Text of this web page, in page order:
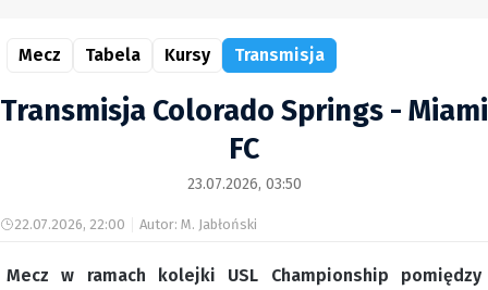
Mecz Tabela Kursy Transmisja
Transmisja Colorado Springs - Miami
FC
23.07.2026, 03:50
22.07.2026, 22:00 Autor: M. Jabłoński
Mecz w ramach kolejki USL Championship pomiędzy